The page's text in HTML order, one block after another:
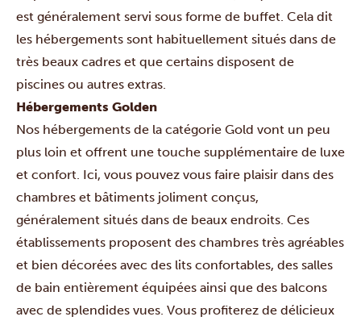
est généralement servi sous forme de buffet. Cela dit
les hébergements sont habituellement situés dans de
très beaux cadres et que certains disposent de
piscines ou autres extras.
Hébergements Golden
Nos hébergements de la catégorie Gold vont un peu
plus loin et offrent une touche supplémentaire de luxe
et confort. Ici, vous pouvez vous faire plaisir dans des
chambres et bâtiments joliment conçus,
généralement situés dans de beaux endroits. Ces
établissements proposent des chambres très agréables
et bien décorées avec des lits confortables, des salles
de bain entièrement équipées ainsi que des balcons
avec de splendides vues. Vous profiterez de délicieux